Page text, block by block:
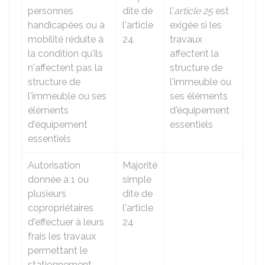
personnes
handicapées ou à
mobilité réduite à
la condition qu'ils
n'affectent pas la
structure de
l'immeuble ou ses
éléments
d'équipement
essentiels
dite de
l'article
24
l'article 25est
exigée si les
travaux
affectent la
structure de
l'immeuble ou
ses éléments
d'équipement
essentiels
Autorisation
donnée à 1 ou
plusieurs
copropriétaires
d'effectuer à leurs
frais les travaux
permettant le
Majorité
simple
dite de
l'article
24